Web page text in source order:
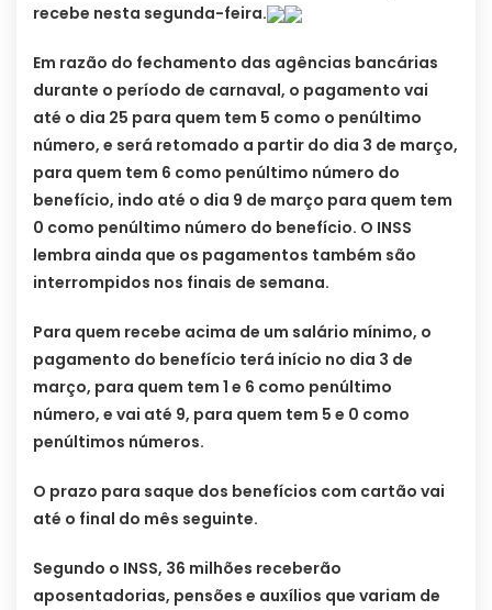
recebe nesta segunda-feira.
Em razão do fechamento das agências bancárias
durante o período de carnaval, o pagamento vai
até o dia 25 para quem tem 5 como o penúltimo
número, e será retomado a partir do dia 3 de março,
para quem tem 6 como penúltimo número do
benefício, indo até o dia 9 de março para quem tem
0 como penúltimo número do benefício. O INSS
lembra ainda que os pagamentos também são
interrompidos nos finais de semana.
Para quem recebe acima de um salário mínimo, o
pagamento do benefício terá início no dia 3 de
março, para quem tem 1 e 6 como penúltimo
número, e vai até 9, para quem tem 5 e 0 como
penúltimos números.
O prazo para saque dos benefícios com cartão vai
até o final do mês seguinte.
Segundo o INSS, 36 milhões receberão
aposentadorias, pensões e auxílios que variam de